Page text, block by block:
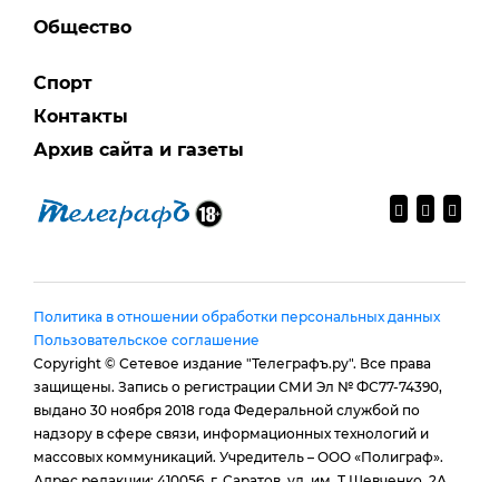
Общество
Спорт
Контакты
Архив сайта и газеты
Политика в отношении обработки персональных данных
Пользовательское соглашение
Copyright © Сетевое издание "Телеграфъ.ру". Все права
защищены. Запись о регистрации СМИ Эл № ФС77-74390,
выдано 30 ноября 2018 года Федеральной службой по
надзору в сфере связи, информационных технологий и
массовых коммуникаций. Учредитель – ООО «Полиграф».